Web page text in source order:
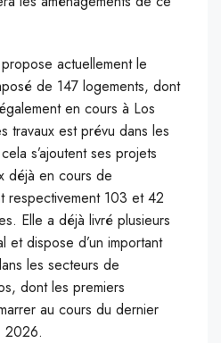
actuellement le
de 147 logements, dont
en cours à Los
travaux est prévu dans les
s’ajoutent ses projets
déjà en cours de
respectivement 103 et 42
Elle a déjà livré plusieurs
et dispose d’un important
les secteurs de
dont les premiers
au cours du dernier
2026.